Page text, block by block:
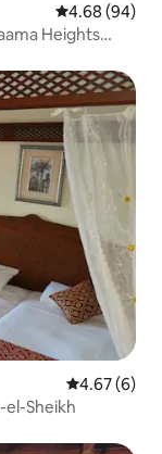
Calificación
4.68 (94)
Heights
Calificación
4.67 (6)
el-Sheikh